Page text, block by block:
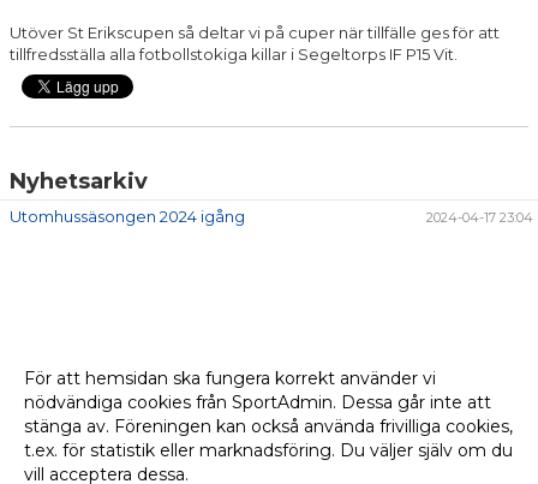
Utöver St Erikscupen så deltar vi på cuper när tillfälle ges för att
tillfredsställa alla fotbollstokiga killar i Segeltorps IF P15 Vit.
Nyhetsarkiv
Utomhussäsongen 2024 igång 2024-04-17 23:04
För att hemsidan ska fungera korrekt använder vi
nödvändiga cookies från SportAdmin. Dessa går inte att
stänga av. Föreningen kan också använda frivilliga cookies,
t.ex. för statistik eller marknadsföring. Du väljer själv om du
vill acceptera dessa.